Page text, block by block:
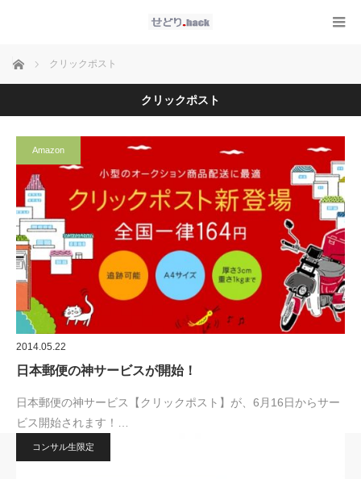
ホーム クリックポスト
クリックポスト
Amazon
2014.05.22
日本郵便の神サービスが開始！
日本郵便の神サービス【クリックポスト】が、6月16日からサー
ビス開始されます！…
コンサル生限定